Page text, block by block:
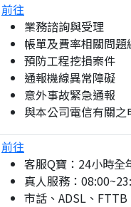
前往
業務諮詢與受理
帳單及費率相關問
預防工程挖損案件
通報機線異常障礙
意外事故緊急通報
與本公司電信有關
前往
客服Q寶：24小時全
真人服務：
市話、ADSL、